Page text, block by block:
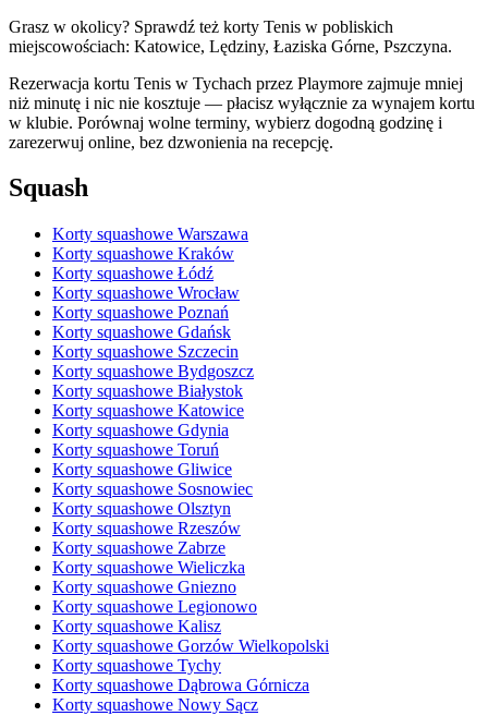
Grasz w okolicy? Sprawdź też korty Tenis w pobliskich
miejscowościach: Katowice, Lędziny, Łaziska Górne, Pszczyna.
Rezerwacja kortu Tenis w Tychach przez Playmore zajmuje mniej
niż minutę i nic nie kosztuje — płacisz wyłącznie za wynajem kortu
w klubie. Porównaj wolne terminy, wybierz dogodną godzinę i
zarezerwuj online, bez dzwonienia na recepcję.
Squash
Korty squashowe Warszawa
Korty squashowe Kraków
Korty squashowe Łódź
Korty squashowe Wrocław
Korty squashowe Poznań
Korty squashowe Gdańsk
Korty squashowe Szczecin
Korty squashowe Bydgoszcz
Korty squashowe Białystok
Korty squashowe Katowice
Korty squashowe Gdynia
Korty squashowe Toruń
Korty squashowe Gliwice
Korty squashowe Sosnowiec
Korty squashowe Olsztyn
Korty squashowe Rzeszów
Korty squashowe Zabrze
Korty squashowe Wieliczka
Korty squashowe Gniezno
Korty squashowe Legionowo
Korty squashowe Kalisz
Korty squashowe Gorzów Wielkopolski
Korty squashowe Tychy
Korty squashowe Dąbrowa Górnicza
Korty squashowe Nowy Sącz